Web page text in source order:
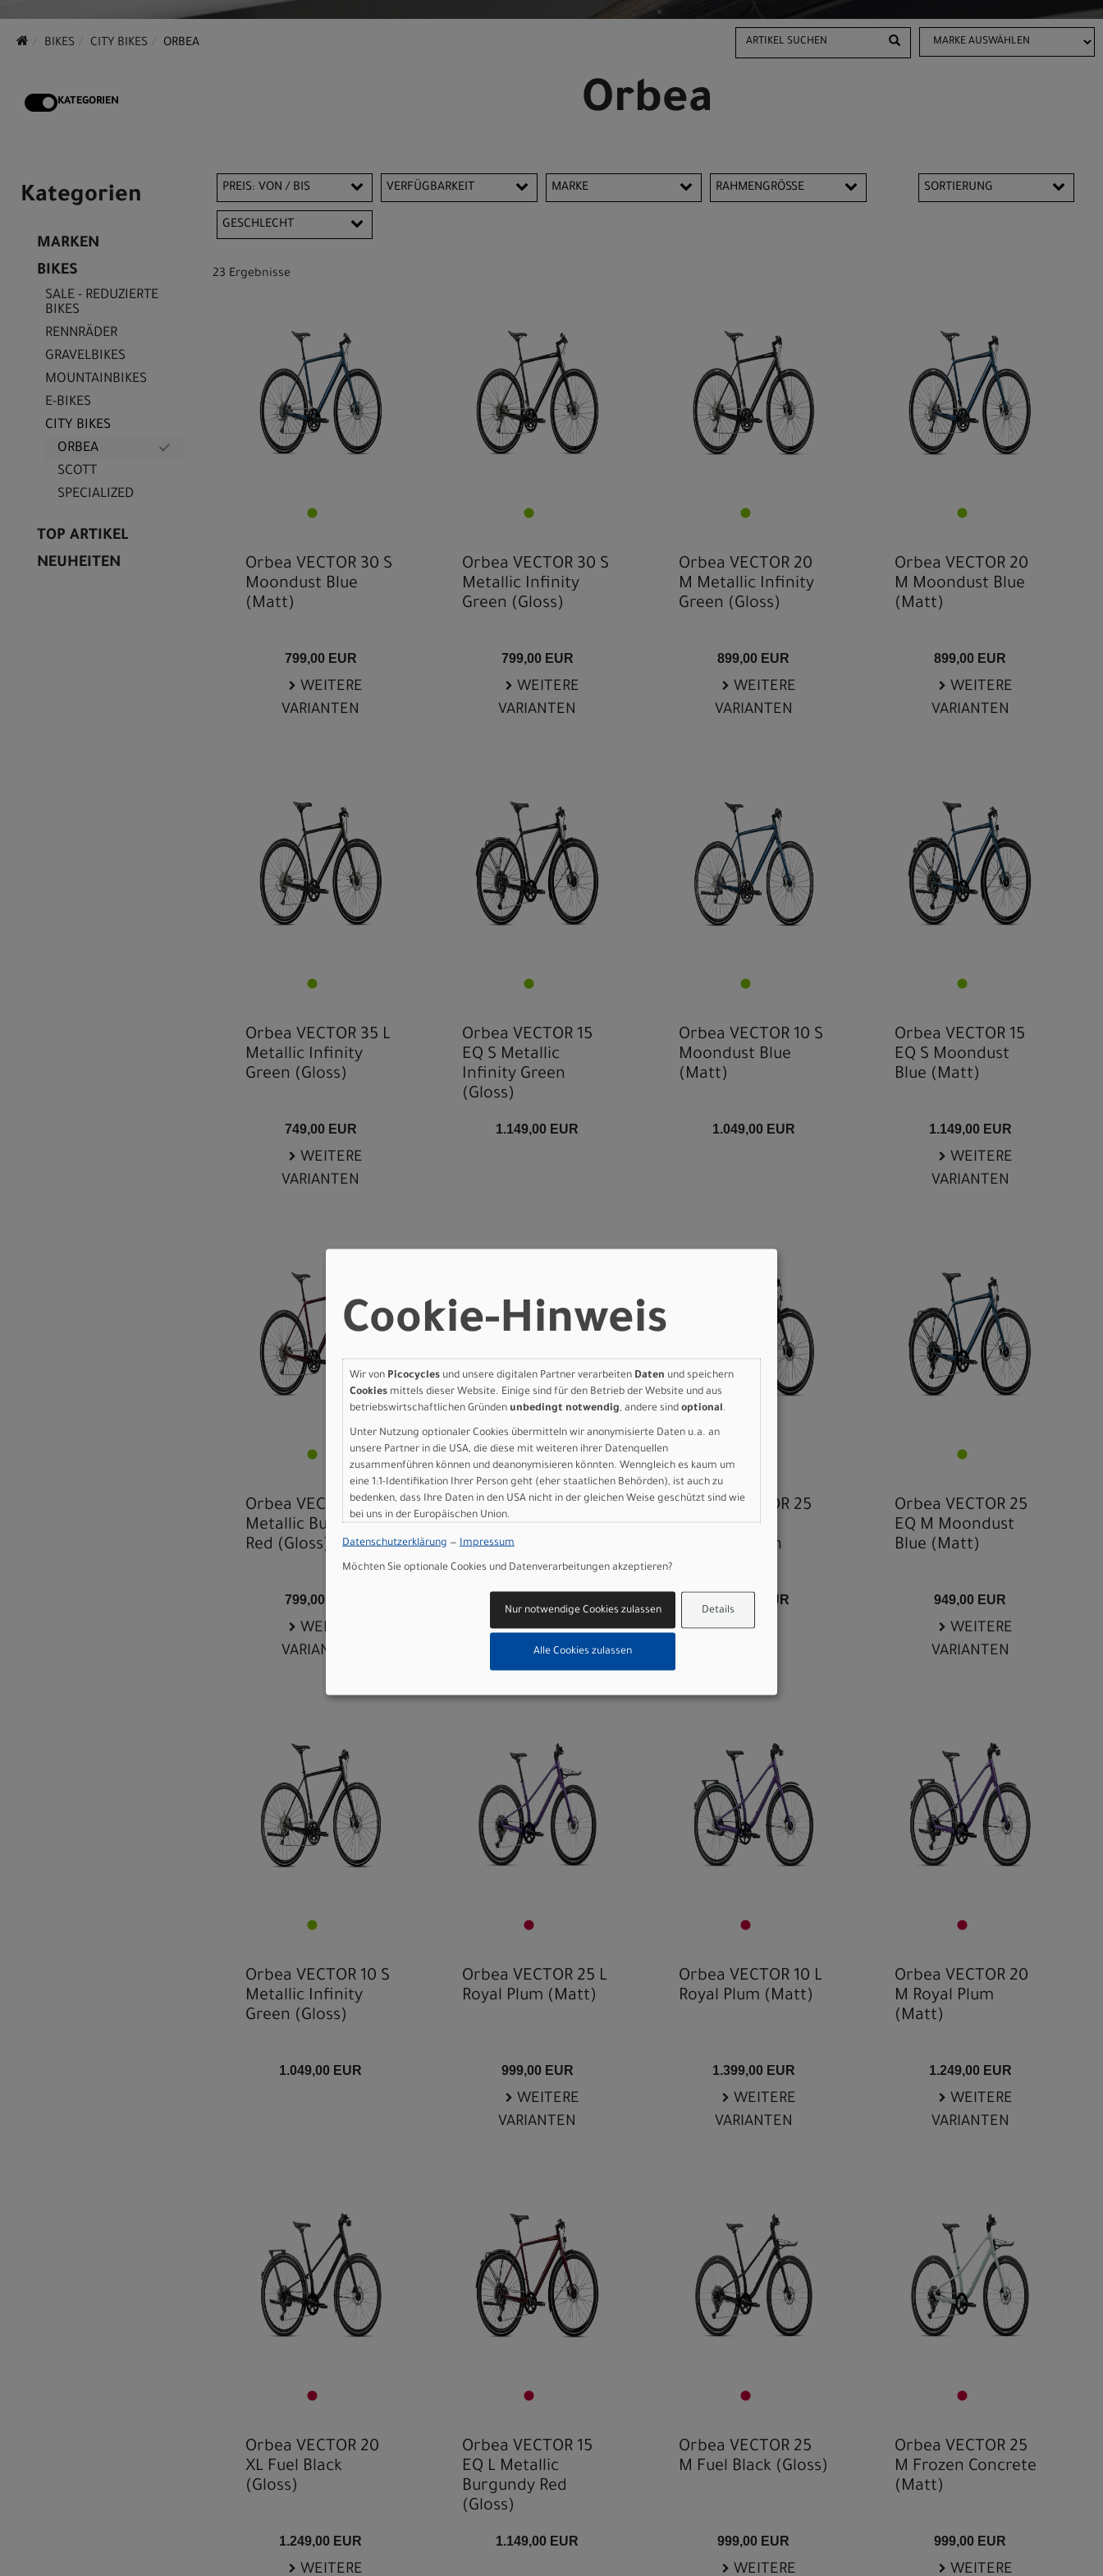
BIKES CITY BIKES ORBEA
KATEGORIEN Orbea
Kategorien
MARKEN
BIKES
SALE - REDUZIERTE
BIKES
RENNRÄDER
GRAVELBIKES
MOUNTAINBIKES
E-BIKES
CITY BIKES
ORBEA
SCOTT
SPECIALIZED
TOP ARTIKEL
NEUHEITEN
SORTIERUNG
PREIS: VON / BIS VERFÜGBARKEIT MARKE RAHMENGRÖSSE
GESCHLECHT
23 Ergebnisse
Orbea VECTOR 30 S
Moondust Blue
(Matt)
799,00 EUR
WEITERE
VARIANTEN
Orbea VECTOR 30 S
Metallic Infinity
Green (Gloss)
799,00 EUR
WEITERE
VARIANTEN
Orbea VECTOR 20
M Metallic Infinity
Green (Gloss)
899,00 EUR
WEITERE
VARIANTEN
Orbea VECTOR 20
M Moondust Blue
(Matt)
899,00 EUR
WEITERE
VARIANTEN
Orbea VECTOR 35 L
Metallic Infinity
Green (Gloss)
749,00 EUR
WEITERE
VARIANTEN
Orbea VECTOR 15
EQ S Metallic
Infinity Green
(Gloss)
1.149,00 EUR
Orbea VECTOR 10 S
Moondust Blue
(Matt)
1.049,00 EUR
Orbea VECTOR 15
EQ S Moondust
Blue (Matt)
1.149,00 EUR
WEITERE
VARIANTEN
Orbea VECTOR 30 S
Metallic Burgundy
Red (Gloss)
799,00 EUR
WEITERE
VARIANTEN
Orbea VECTOR 35 S
Moondust Blue
(Matt)
WEITERE
VARIANTEN
Orbea VECTOR 25
EQ S Metallic
Infinity Green
949,00 EUR
Orbea VECTOR 25
EQ M Moondust
Blue (Matt)
949,00 EUR
WEITERE
VARIANTEN
Orbea VECTOR 10 S
Metallic Infinity
Green (Gloss)
1.049,00 EUR
Orbea VECTOR 25 L
Royal Plum (Matt)
999,00 EUR
WEITERE
VARIANTEN
Orbea VECTOR 10 L
Royal Plum (Matt)
1.399,00 EUR
WEITERE
VARIANTEN
Orbea VECTOR 20
M Royal Plum
(Matt)
1.249,00 EUR
WEITERE
VARIANTEN
Orbea VECTOR 20
XL Fuel Black
(Gloss)
1.249,00 EUR
WEITERE
Orbea VECTOR 15
EQ L Metallic
Burgundy Red
(Gloss)
1.149,00 EUR
Orbea VECTOR 25
M Fuel Black (Gloss)
999,00 EUR
WEITERE
Orbea VECTOR 25
M Frozen Concrete
(Matt)
999,00 EUR
WEITERE
Cookie-Hinweis
Wir von Picocycles und unsere digitalen Partner verarbeiten Daten und speichern
Cookies mittels dieser Website. Einige sind für den Betrieb der Website und aus
betriebswirtschaftlichen Gründen unbedingt notwendig, andere sind optional.
Unter Nutzung optionaler Cookies übermitteln wir anonymisierte Daten u.a. an
unsere Partner in die USA, die diese mit weiteren ihrer Datenquellen
zusammenführen können und deanonymisieren könnten. Wenngleich es kaum um
eine 1:1-Identifikation Ihrer Person geht (eher staatlichen Behörden), ist auch zu
bedenken, dass Ihre Daten in den USA nicht in der gleichen Weise geschützt sind wie
bei uns in der Europäischen Union.
Datenschutzerklärung — Impressum
Möchten Sie optionale Cookies und Datenverarbeitungen akzeptieren?
Details
Nur notwendige Cookies zulassen
Alle Cookies zulassen